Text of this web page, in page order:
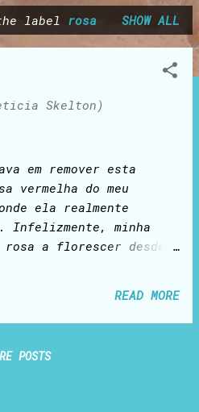
label rosa SHOW ALL
Skelton)
em remover esta
vermelha do meu
ela realmente
Infelizmente, minha
a florescer desde
após a tempestade
Maltratada,
das raízes e acabaria
READ MORE
POSTS